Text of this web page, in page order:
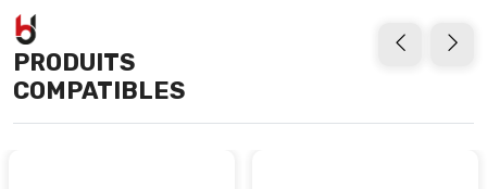
PRODUITS
COMPATIBLES